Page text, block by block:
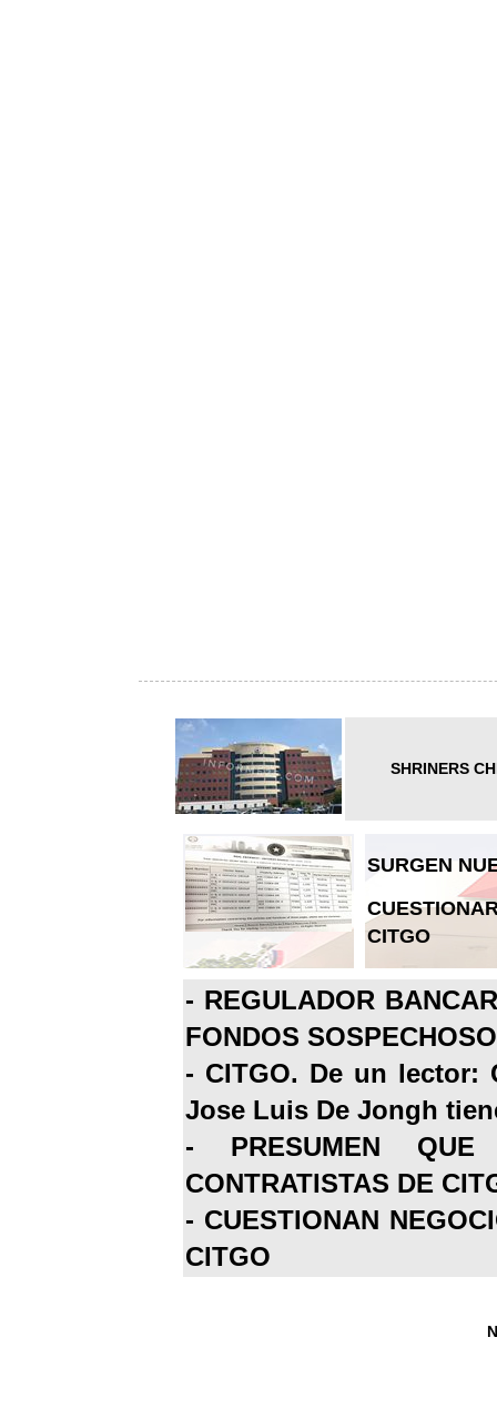
SHRINERS
SURGEN
CITGO
- REGULADOR
FONDOS
- CITGO. De un lector:
Jose Luis De Jongh
- PRESUMEN
CONTRATISTAS DE
- CUESTIONAN
CITGO